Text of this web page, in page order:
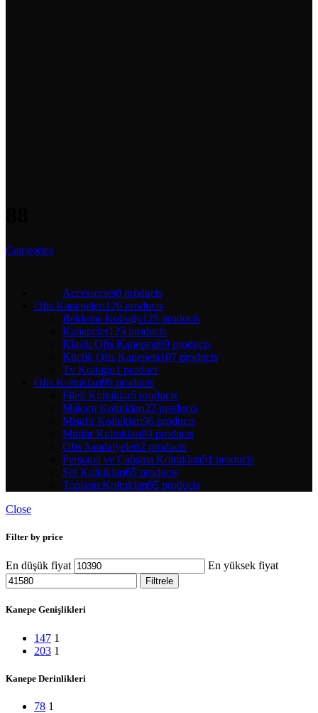
Categories
Accessories0 products
Ofis Kanepeleri126 products
Bekleme Koltuğu125 products
Kanepeler125 products
Klasik Ofis Kanepesi69 products
Küçük Ofis Kanepesi107 products
Tv Koltuğu1 product
Ofis Koltukları99 products
Fileli Koltuklar5 products
Makam Koltukları22 products
Misafir Koltukları96 products
Müdür Koltukları89 products
Ofis Sandalyeleri2 products
Personel ve Çalışma Koltukları51 products
Şef Koltukları65 products
Toplantı Koltukları95 products
Close
Filter by price
En düşük fiyat En yüksek fiyat
Filtrele
Kanepe Genişlikleri
147 1
203 1
Kanepe Derinlikleri
78 1